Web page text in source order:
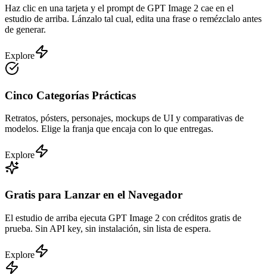
Haz clic en una tarjeta y el prompt de GPT Image 2 cae en el
estudio de arriba. Lánzalo tal cual, edita una frase o remézclalo antes
de generar.
Explore
Cinco Categorías Prácticas
Retratos, pósters, personajes, mockups de UI y comparativas de
modelos. Elige la franja que encaja con lo que entregas.
Explore
Gratis para Lanzar en el Navegador
El estudio de arriba ejecuta GPT Image 2 con créditos gratis de
prueba. Sin API key, sin instalación, sin lista de espera.
Explore